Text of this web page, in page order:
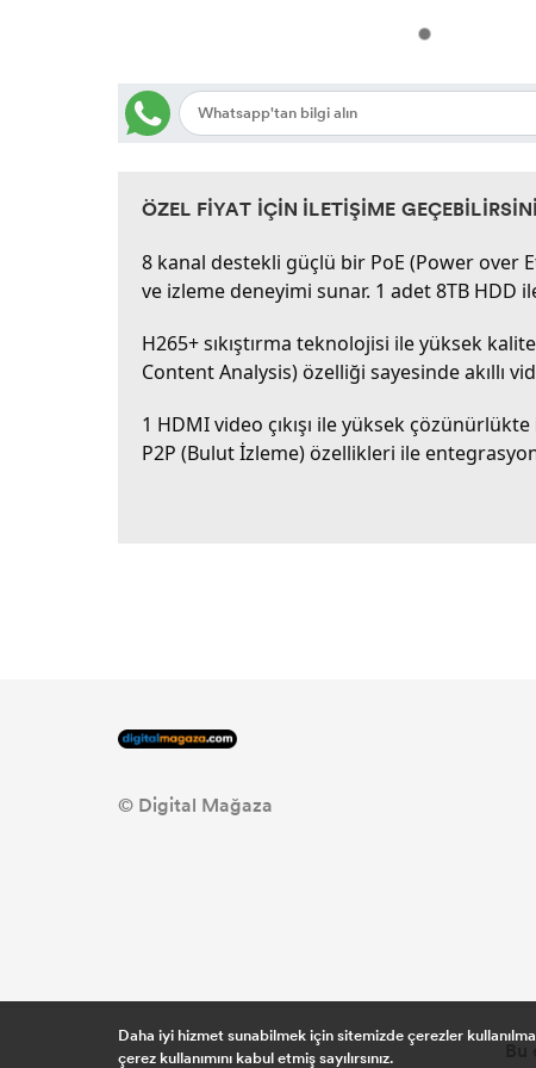
ÖZEL FİYAT İÇİN İLETİŞİME
8 kanal destekli güçlü bir PoE (Power over
ve izleme deneyimi sunar. 1 adet 8TB HDD
H265+ sıkıştırma teknolojisi ile yüksek
Content Analysis) özelliği sayesinde akıllı
1 HDMI video çıkışı ile yüksek
P2P (Bulut İzleme) özellikleri ile
© Digital Mağaza
Daha iyi hizmet sunabilmek için sitemizde çerezler
çerez kullanımını kabul etmiş sayılırsınız.